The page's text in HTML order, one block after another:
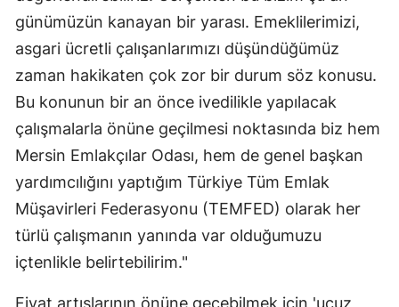
günümüzün kanayan bir yarası. Emeklilerimizi,
asgari ücretli çalışanlarımızı düşündüğümüz
zaman hakikaten çok zor bir durum söz konusu.
Bu konunun bir an önce ivedilikle yapılacak
çalışmalarla önüne geçilmesi noktasında biz hem
Mersin Emlakçılar Odası, hem de genel başkan
yardımcılığını yaptığım Türkiye Tüm Emlak
Müşavirleri Federasyonu (TEMFED) olarak her
türlü çalışmanın yanında var olduğumuzu
içtenlikle belirtebilirim."
Fiyat artışlarının önüne geçebilmek için 'ucuz